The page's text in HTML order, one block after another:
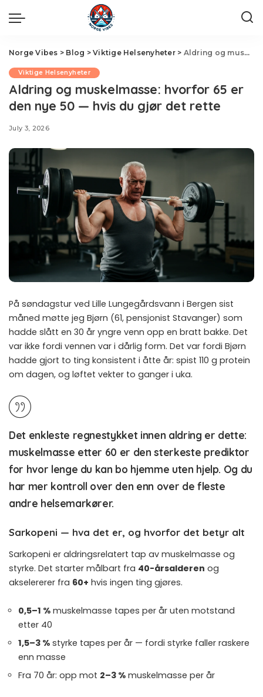
Norge Vibes > Blog >Viktige Helsenyheter> Aldring og muskelmasse: hvorfor 65 er den nye 50 — hvis du gjør det rette
Viktige Helsenyheter
Aldring og muskelmasse: hvorfor 65 er
den nye 50 — hvis du gjør det rette
July 3, 2026
På søndagstur ved Lille Lungegårdsvann i Bergen sist
måned møtte jeg Bjørn (61, pensjonist Stavanger) som
hadde slått en 30 år yngre venn opp en bratt bakke. Det
var ikke fordi vennen var i dårlig form. Det var fordi Bjørn
hadde gjort to ting konsistent i åtte år: spist 110 g protein
om dagen, og løftet vekter to ganger i uka.
Det enkleste regnestykket innen aldring er dette:
muskelmasse etter 60 er den sterkeste prediktor
for hvor lenge du kan bo hjemme uten hjelp. Og du
har mer kontroll over den enn over de fleste
andre helsemarkører.
Sarkopeni — hva det er, og hvorfor det betyr alt
Sarkopeni er aldringsrelatert tap av muskelmasse og
styrke. Det starter målbart fra 40-årsalderen og
akselererer fra 60+ hvis ingen ting gjøres.
0,5–1 % muskelmasse tapes per år uten motstand
etter 40
1,5–3 % styrke tapes per år — fordi styrke faller raskere
enn masse
Fra 70 år: opp mot 2–3 % muskelmasse per år